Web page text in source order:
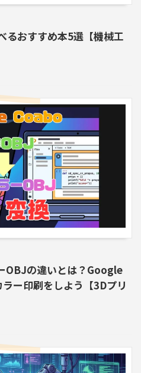
おすすめ本5選【機械工
OBJの違いとは？Google
ー印刷をしよう【3Dプリ